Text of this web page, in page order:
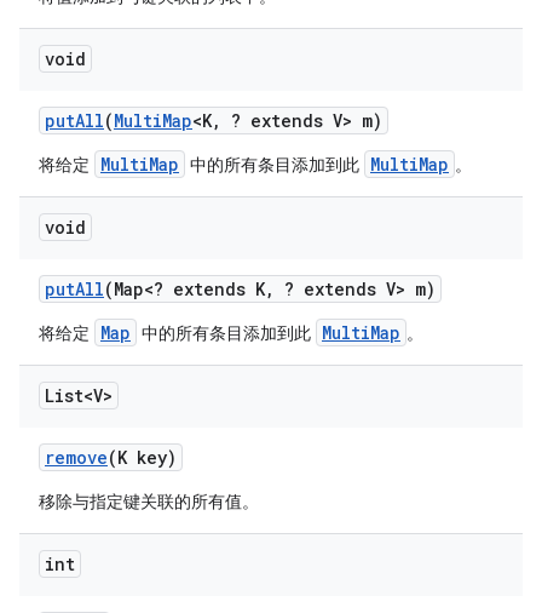
void
putAll(MultiMap<K, ? extends V> m)
将给定 MultiMap 中的所有条目添加到此 MultiMap 。
void
putAll(Map<? extends K, ? extends V> m)
将给定 Map 中的所有条目添加到此 MultiMap 。
List<V>
remove(K key)
移除与指定键关联的所有值。
int